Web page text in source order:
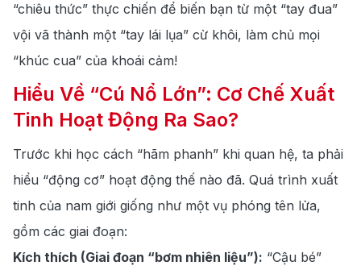
“chiêu thức” thực chiến để biến bạn từ một “tay đua”
vội vã thành một “tay lái lụa” cừ khôi, làm chủ mọi
“khúc cua” của khoái cảm!
Hiểu Về “Cú Nổ Lớn”: Cơ Chế Xuất
Tinh Hoạt Động Ra Sao?
Trước khi học cách “hãm phanh” khi quan hệ, ta phải
hiểu “động cơ” hoạt động thế nào đã. Quá trình xuất
tinh của nam giới giống như một vụ phóng tên lửa,
gồm các giai đoạn:
Kích thích (Giai đoạn “bơm nhiên liệu”): “Cậu bé”